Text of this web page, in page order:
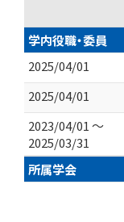
学内役職・委員
2025/04/01
2025/04/01
2023/04/01 ～
2025/03/31
所属学会